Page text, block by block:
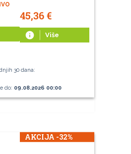
45,36€
info Više
30 dana:
do: 09.08.2026 00:00
AKCIJA -32%